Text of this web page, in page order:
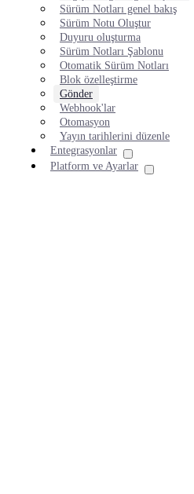
Sürüm Notları genel bakış
Sürüm Notu Oluştur
Duyuru oluşturma
Sürüm Notları Şablonu
Otomatik Sürüm Notları
Blok özelleştirme
Gönder
Webhook'lar
Otomasyon
Yayın tarihlerini düzenle
Entegrasyonlar
Platform ve Ayarlar